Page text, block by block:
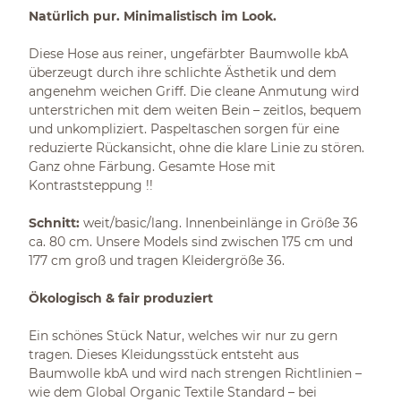
Natürlich pur. Minimalistisch im Look.
Diese Hose aus reiner, ungefärbter Baumwolle kbA
überzeugt durch ihre schlichte Ästhetik und dem
angenehm weichen Griff. Die cleane Anmutung wird
unterstrichen mit dem weiten Bein – zeitlos, bequem
und unkompliziert. Paspeltaschen sorgen für eine
reduzierte Rückansicht, ohne die klare Linie zu stören.
Ganz ohne Färbung. Gesamte Hose mit
Kontraststeppung !!
Schnitt: weit/basic/lang. Innenbeinlänge in Größe 36
ca. 80 cm. Unsere Models sind zwischen 175 cm und
177 cm groß und tragen Kleidergröße 36.
Ökologisch & fair produziert
Ein schönes Stück Natur, welches wir nur zu gern
tragen. Dieses Kleidungsstück entsteht aus
Baumwolle kbA und wird nach strengen Richtlinien –
wie dem Global Organic Textile Standard – bei